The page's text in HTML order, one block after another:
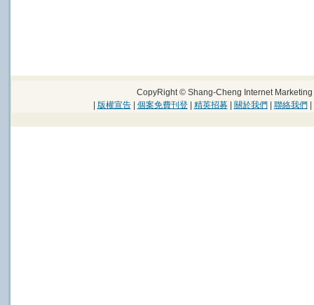
CopyRight © Shang-Cheng Internet
版權宣告| 個案免費刊登| 精英招募| 關於我們 聯絡我們